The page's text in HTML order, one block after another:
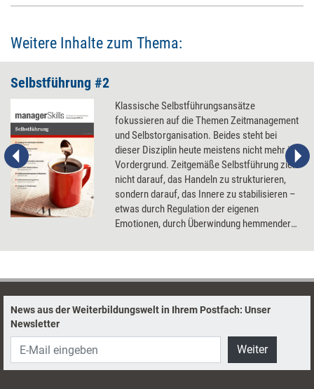
Weitere Inhalte zum Thema:
Selbstführung #2
Klassische Selbstführungsansätze
fokussieren auf die Themen Zeitmanagement
und Selbstorganisation. Beides steht bei
dieser Disziplin heute meistens nicht mehr im
Vordergrund. Zeitgemäße Selbstführung zielt
nicht darauf, das Handeln zu strukturieren,
sondern darauf, das Innere zu stabilisieren –
etwas durch Regulation der eigenen
Emotionen, durch Überwindung hemmender
Verarbeitung von Niederlagen.
News aus der Weiterbildungswelt in Ihrem Postfach: Unser
Newsletter
Weiter